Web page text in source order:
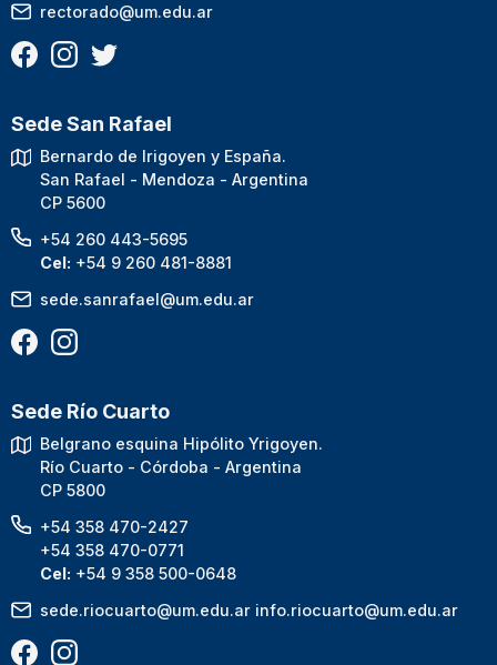
rectorado@um.edu.ar
Sede San Rafael
Bernardo de Irigoyen y España.
San Rafael - Mendoza - Argentina
CP 5600
+54 260 443-5695
Cel: +54 9 260 481-8881
sede.sanrafael@um.edu.ar
Sede Río Cuarto
Belgrano esquina Hipólito Yrigoyen.
Río Cuarto - Córdoba - Argentina
CP 5800
+54 358 470-2427
+54 358 470-0771
Cel: +54 9 358 500-0648
sede.riocuarto@um.edu.ar info.riocuarto@um.edu.ar